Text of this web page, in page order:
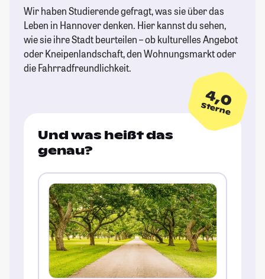
Wir haben Studierende gefragt, was sie über das
Leben in Hannover denken. Hier kannst du sehen,
wie sie ihre Stadt beurteilen – ob kulturelles Angebot
oder Kneipenlandschaft, den Wohnungsmarkt oder
die Fahrradfreundlichkeit.
4,0
Sterne
Und was heißt das
genau?